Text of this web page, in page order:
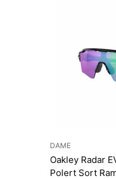
DAME
Oakley Radar
Polert Sort